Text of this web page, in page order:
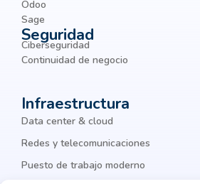
Business Intelligence
business process management
chatbots
ciber amenazas
ciberseguridad corporativa
Cisco Meraki
Citrix
cloud computing
cloud privada
Odoo
Sage
Seguridad
Ciberseguridad
Continuidad de negocio
Infraestructura
Data center & cloud
Redes y telecomunicaciones
Puesto de trabajo moderno